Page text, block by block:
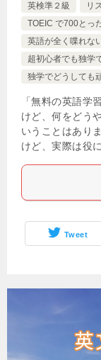
英検準２級
リ
TOEIC で700とっ
英語が全く喋れな
超初心者でも独学
独学でどうしても
「無料の英語学
けど、何をどう
いうことはあり
けど、実際は役
Tweet